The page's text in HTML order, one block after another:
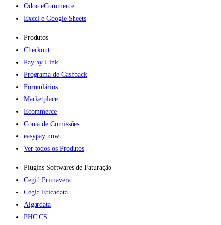
Odoo eCommerce
Excel e Google Sheets
Produtos
Checkout
Pay by Link
Programa de Cashback
Formulários
Marketplace
Ecommerce
Conta de Comissões
easypay now
Ver todos os Produtos
Plugins Softwares de Faturação​
Cegid Primavera
Cegid Eticadata
Algardata
PHC CS